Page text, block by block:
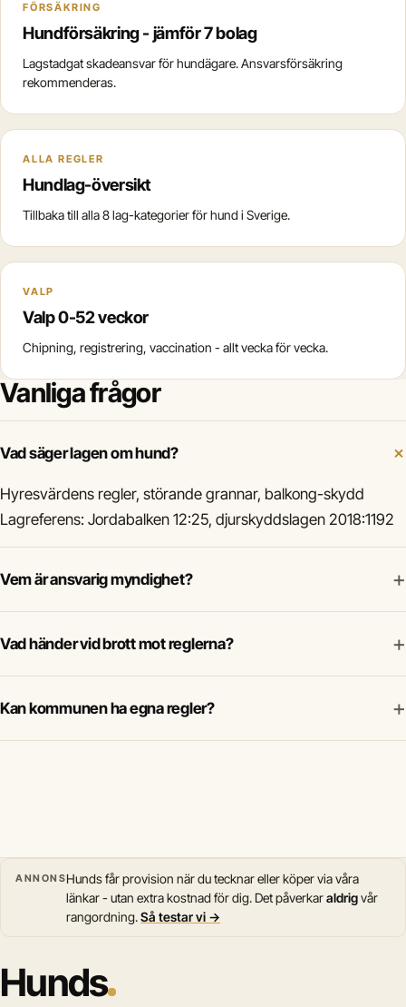
FÖRSÄKRING
Hundförsäkring - jämför 7 bolag
Lagstadgat skadeansvar för hundägare. Ansvarsförsäkring
rekommenderas.
ALLA REGLER
Hundlag-översikt
Tillbaka till alla 8 lag-kategorier för hund i Sverige.
VALP
Valp 0-52 veckor
Chipning, registrering, vaccination - allt vecka för vecka.
Vanliga frågor
Vad säger lagen om hund?
Hyresvärdens regler, störande grannar, balkong-skydd
Lagreferens: Jordabalken 12:25, djurskyddslagen 2018:1192
Vem är ansvarig myndighet? +
Vad händer vid brott mot reglerna? +
Kan kommunen ha egna regler? +
ANNONSHunds får provision när du tecknar eller köper via våra
länkar - utan extra kostnad för dig. Det påverkaraldrigvår
rangordning.Så testar vi →
Hunds